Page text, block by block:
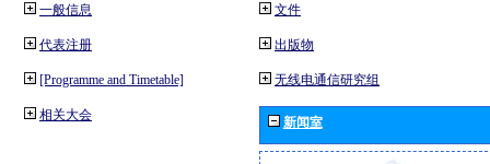
一般信息
代表注册
[Programme and Timetable]
相关大会
文件
出版物
无线电通信研究组
新闻室